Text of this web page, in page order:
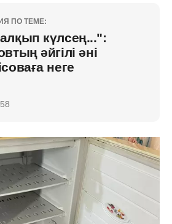
ПО ТЕМЕ:
күлсең...":
әйгілі әні
неге